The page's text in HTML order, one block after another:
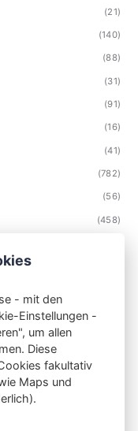
(21)
(140)
(88)
(31)
(91)
(16)
(41)
(782)
(56)
(458)
(iOSBN)
- mit den
Einstellungen -
um allen
Diese
fakultativ
Maps und